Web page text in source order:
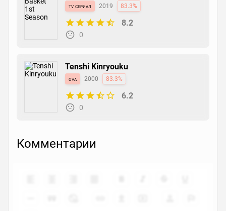
tv сериал 2019 83.3%
8.2
0
Tenshi Kinryouku
ova 2000 83.3%
6.2
0
Комментарии